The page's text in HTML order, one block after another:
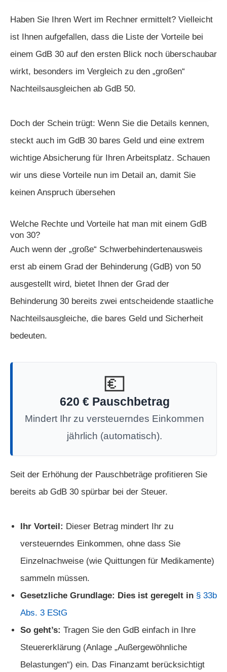
Haben Sie Ihren Wert im Rechner ermittelt? Vielleicht
ist Ihnen aufgefallen, dass die Liste der Vorteile bei
einem GdB 30 auf den ersten Blick noch überschaubar
wirkt, besonders im Vergleich zu den „großen“
Nachteilsausgleichen ab GdB 50.
Doch der Schein trügt: Wenn Sie die Details kennen,
steckt auch im GdB 30 bares Geld und eine extrem
wichtige Absicherung für Ihren Arbeitsplatz. Schauen
wir uns diese Vorteile nun im Detail an, damit Sie
keinen Anspruch übersehen
Welche Rechte und Vorteile hat man mit einem GdB
von 30?
Auch wenn der „große“ Schwerbehindertenausweis
erst ab einem Grad der Behinderung (GdB) von 50
ausgestellt wird, bietet Ihnen der Grad der
Behinderung 30 bereits zwei entscheidende staatliche
Nachteilsausgleiche, die bares Geld und Sicherheit
bedeuten.
💶
620 € Pauschbetrag
Mindert Ihr zu versteuerndes Einkommen
jährlich (automatisch).
Seit der Erhöhung der Pauschbeträge profitieren Sie
bereits ab GdB 30 spürbar bei der Steuer.
Ihr Vorteil: Dieser Betrag mindert Ihr zu
versteuerndes Einkommen, ohne dass Sie
Einzelnachweise (wie Quittungen für Medikamente)
sammeln müssen.
Gesetzliche Grundlage: Dies ist geregelt in § 33b
Abs. 3 EStG
So geht’s: Tragen Sie den GdB einfach in Ihre
Steuererklärung (Anlage „Außergewöhnliche
Belastungen“) ein. Das Finanzamt berücksichtigt